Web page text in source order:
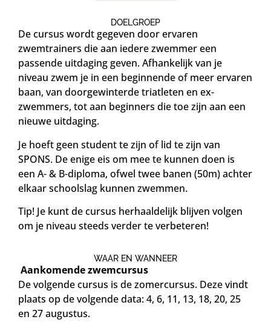
DOELGROEP
De cursus wordt gegeven door ervaren
zwemtrainers die aan iedere zwemmer een
passende uitdaging geven. Afhankelijk van je
niveau zwem je in een beginnende of meer ervaren
baan, van doorgewinterde triatleten en ex-
zwemmers, tot aan beginners die toe zijn aan een
nieuwe uitdaging.
Je hoeft geen student te zijn of lid te zijn van
SPONS. De enige eis om mee te kunnen doen is
een A- & B-diploma, ofwel twee banen (50m) achter
elkaar schoolslag kunnen zwemmen.
Tip! Je kunt de cursus herhaaldelijk blijven volgen
om je niveau steeds verder te verbeteren!
WAAR EN WANNEER
Aankomende zwemcursus
De volgende cursus is de zomercursus. Deze vindt
plaats op de volgende data: 4, 6, 11, 13, 18, 20, 25
en 27 augustus.